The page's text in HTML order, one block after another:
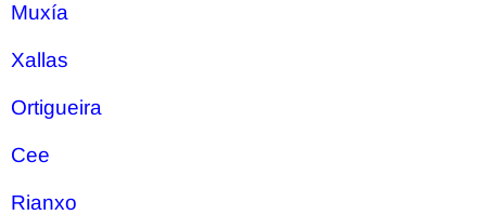
Muxía
Xallas
Ortigueira
Cee
Rianxo